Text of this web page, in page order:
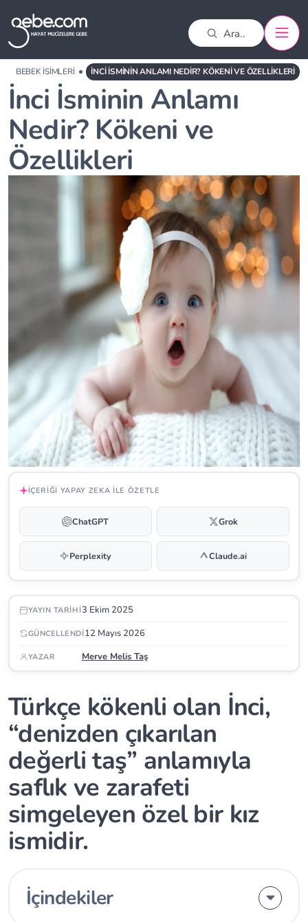
BEBEK İSIMLERI İNCI İSMININ ANLAMI NEDIR? KÖKENI VE ÖZELLIKLERI
İnci İsminin Anlamı
Nedir? Kökeni ve
Özellikleri
İÇERIĞI YAPAY ZEKA ILE ÖZETLE
ChatGPT Grok
Perplexity Claude.ai
YAYIN TARIHI3 Ekim 2025
GÜNCELLENDI12 Mayıs 2026
YAZAR Merve Melis Taş
Türkçe kökenli olan İnci,
“denizden çıkarılan
değerli taş” anlamıyla
saflık ve zarafeti
simgeleyen özel bir kız
ismidir.
İçindekiler